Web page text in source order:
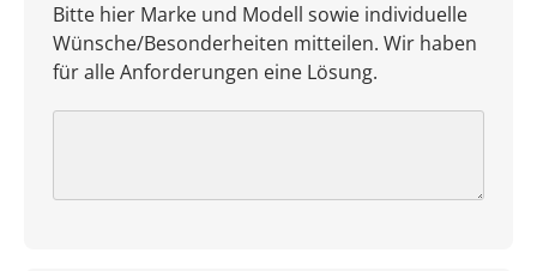
Bitte hier Marke und Modell sowie individuelle
Wünsche/Besonderheiten mitteilen. Wir haben
für alle Anforderungen eine Lösung.